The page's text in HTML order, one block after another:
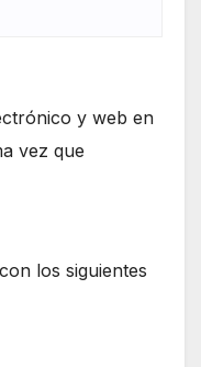
y web en
vez que
los siguientes